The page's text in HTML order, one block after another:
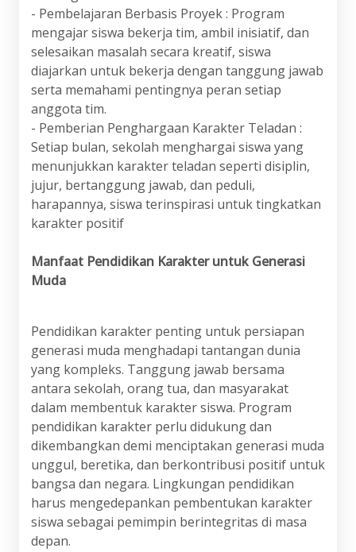
- Pembelajaran Berbasis Proyek : Program
mengajar siswa bekerja tim, ambil inisiatif, dan
selesaikan masalah secara kreatif, siswa
diajarkan untuk bekerja dengan tanggung jawab
serta memahami pentingnya peran setiap
anggota tim.
- Pemberian Penghargaan Karakter Teladan :
Setiap bulan, sekolah menghargai siswa yang
menunjukkan karakter teladan seperti disiplin,
jujur, bertanggung jawab, dan peduli,
harapannya, siswa terinspirasi untuk tingkatkan
karakter positif
Manfaat Pendidikan Karakter untuk Generasi
Muda
Pendidikan karakter penting untuk persiapan
generasi muda menghadapi tantangan dunia
yang kompleks. Tanggung jawab bersama
antara sekolah, orang tua, dan masyarakat
dalam membentuk karakter siswa. Program
pendidikan karakter perlu didukung dan
dikembangkan demi menciptakan generasi muda
unggul, beretika, dan berkontribusi positif untuk
bangsa dan negara. Lingkungan pendidikan
harus mengedepankan pembentukan karakter
siswa sebagai pemimpin berintegritas di masa
depan.